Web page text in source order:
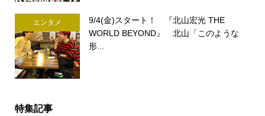
エンタメ
9/4(金)スタート！ 『北山宏光 THE
WORLD BEYOND』 北山「このような
形...
特集記事